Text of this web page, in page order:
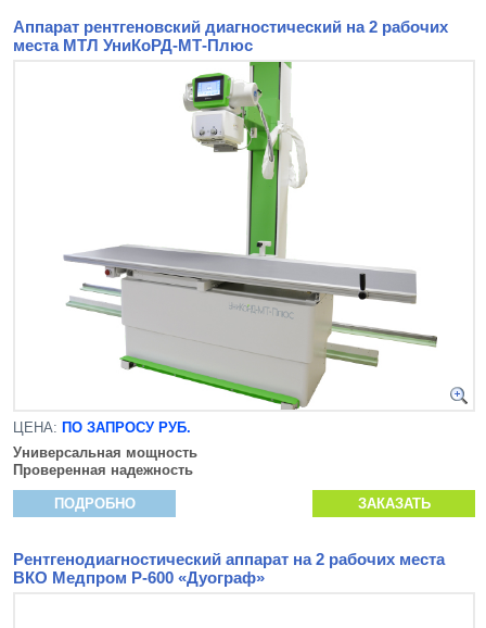
Аппарат рентгеновский диагностический на 2 рабочих
места МТЛ УниКоРД-МТ-Плюс
ЦЕНА: ПО ЗАПРОСУ РУБ.
Универсальная мощность
Проверенная надежность
ПОДРОБНО ЗАКАЗАТЬ
Рентгенодиагностический аппарат на 2 рабочих места
ВКО Медпром Р-600 «Дуограф»